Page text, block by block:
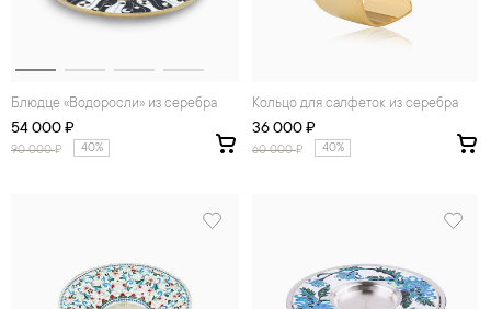
Блюдце «Водоросли» из серебра
54 000 ₽
90 000₽ 40%
Кольцо для салфеток из серебра
36 000 ₽
60 000₽ 40%